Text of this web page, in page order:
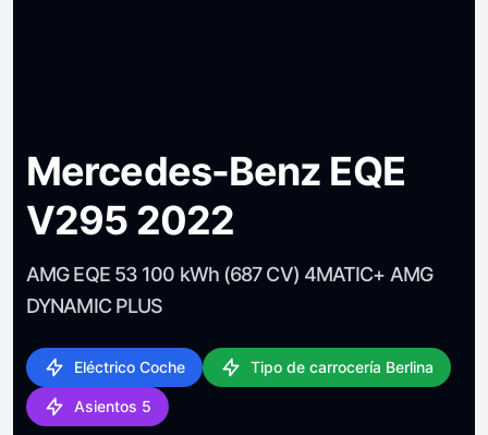
Mercedes-Benz EQE
V295 2022
AMG EQE 53 100 kWh (687 CV) 4MATIC+ AMG
DYNAMIC PLUS
Eléctrico Coche Tipo de carrocería Berlina
Asientos 5